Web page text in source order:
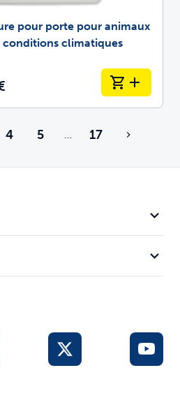
pour porte pour animaux
climatiques
4 5 …
Plus de pages
17